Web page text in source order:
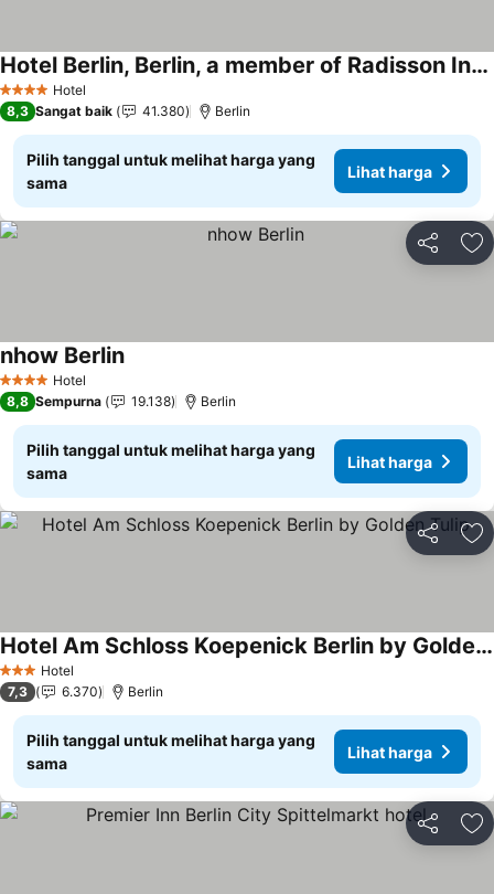
4 BintangHotel
Hotel Berlin, Berlin, a member of Radisson Individuals
Lihat harga
8,3 Sangat baik 41.380 Berlin
Pilih tanggal untuk melihat harga yang
sama
Lihat harga
Bagikan
4 BintangHotel
nhow BerlinLihat harga
8,8 Sempurna 19.138 Berlin
Pilih tanggal untuk melihat harga yang
sama
Lihat harga
Bagikan
3 BintangHotel
Hotel Am Schloss Koepenick Berlin by Golden Tulip
Lihat harga
7,3 6.370 Berlin
Pilih tanggal untuk melihat harga yang
sama
Lihat harga
Bagikan